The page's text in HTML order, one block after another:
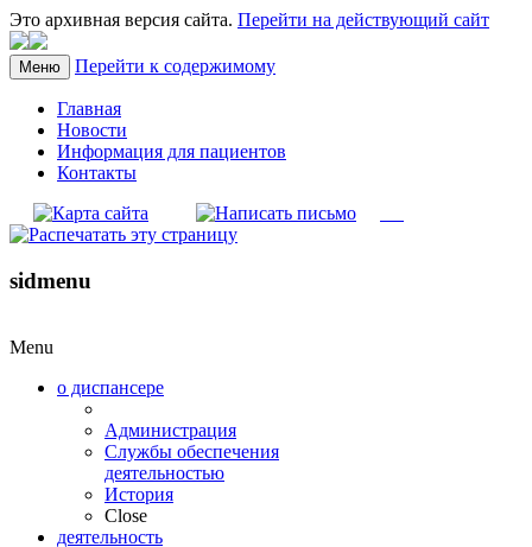
Это архивная версия сайта. Перейти на действующий сайт
Меню Перейти к содержимому
Главная
Новости
Информация для пациентов
Контакты
sidmenu
Menu
о диспансере
Администрация
Службы обеспечения
деятельностью
История
Close
деятельность